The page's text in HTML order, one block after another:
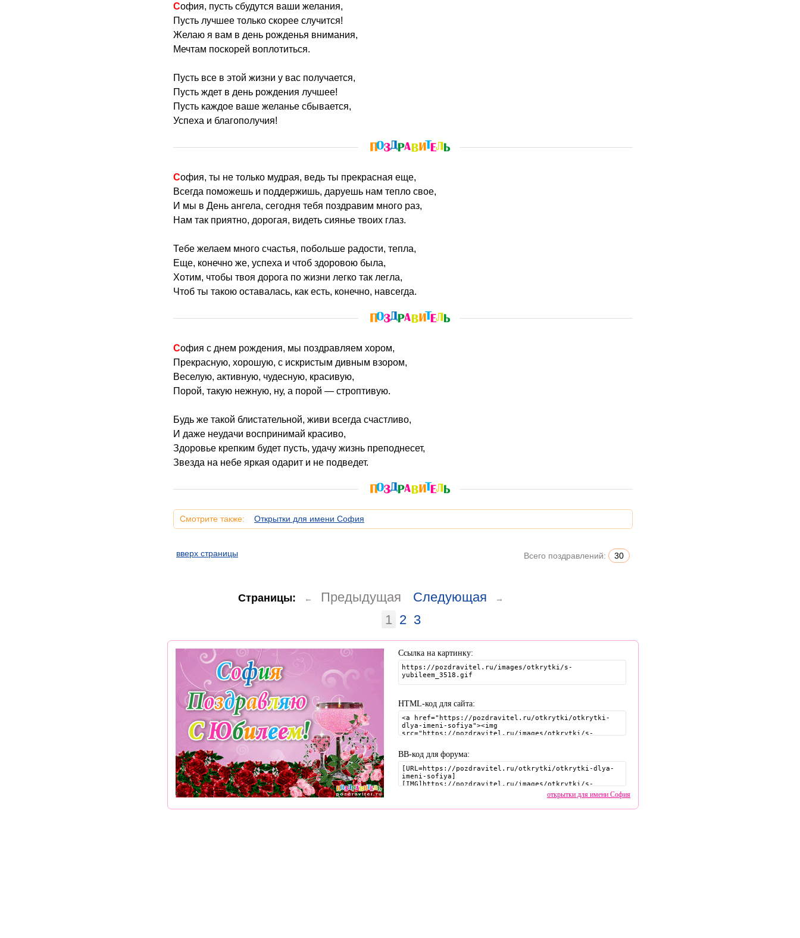
София, пусть сбудутся ваши желания,
Пусть лучшее только скорее случится!
Желаю я вам в день рожденья внимания,
Мечтам поскорей воплотиться.
Пусть все в этой жизни у вас получается,
Пусть ждет в день рождения лучшее!
Пусть каждое ваше желанье сбывается,
Успеха и благополучия!
София, ты не только мудрая, ведь ты прекрасная еще,
Всегда поможешь и поддержишь, даруешь нам тепло свое,
И мы в День ангела, сегодня тебя поздравим много раз,
Нам так приятно, дорогая, видеть сиянье твоих глаз.
Тебе желаем много счастья, побольше радости, тепла,
Еще, конечно же, успеха и чтоб здоровою была,
Хотим, чтобы твоя дорога по жизни легко так легла,
Чтоб ты такою оставалась, как есть, конечно, навсегда.
София с днем рождения, мы поздравляем хором,
Прекрасную, хорошую, с искристым дивным взором,
Веселую, активную, чудесную, красивую,
Порой, такую нежную, ну, а порой — строптивую.
Будь же такой блистательной, живи всегда счастливо,
И даже неудачи воспринимай красиво,
Здоровье крепким будет пусть, удачу жизнь преподнесет,
Звезда на небе яркая одарит и не подведет.
Смотрите также: Открытки для имени София
вверх страницы Всего поздравлений: 30
Страницы: ← Предыдущая Следующая →
1 2 3
Ссылка на картинку:
HTML-код для сайта:
BB-код для форума:
открытки для имени София